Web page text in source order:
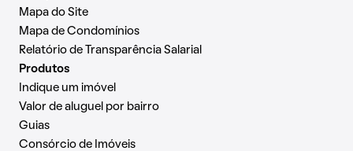
Mapa do Site
Mapa de Condomínios
Relatório de Transparência Salarial
Produtos
Indique um imóvel
Valor de aluguel por bairro
Guias
Consórcio de Imóveis